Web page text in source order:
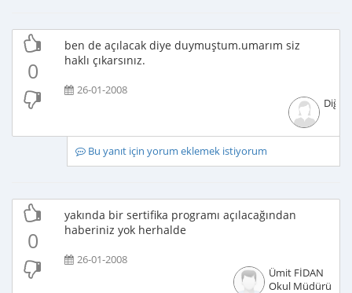
0
ben de açılacak diye duymuştum.umarım siz
haklı çıkarsınız.
26-01-2008
Diğer
Bu yanıt için yorum eklemek istiyorum
0
yakında bir sertifika programı açılacağından
haberiniz yok herhalde
26-01-2008
Ümit FİDAN
Okul Müdürü